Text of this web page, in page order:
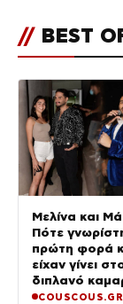
// BEST
Μελίνα και
Πότε
πρώτη φορά
είχαν γίνει
διπλανό
μητέρας της
COUSCOUS.GR